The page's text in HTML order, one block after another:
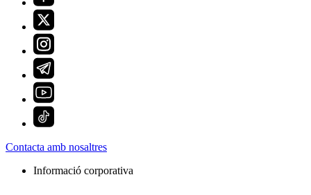
Contacta amb nosaltres
Informació corporativa